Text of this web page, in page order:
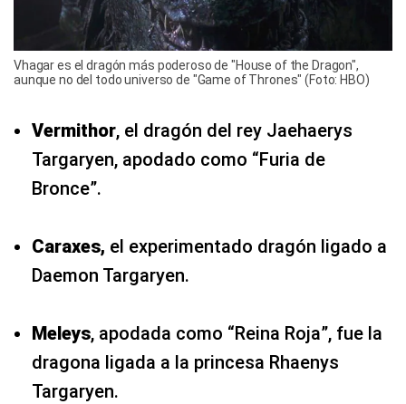
Vhagar es el dragón más poderoso de "House of the Dragon",
aunque no del todo universo de "Game of Thrones" (Foto: HBO)
Vermithor, el dragón del rey Jaehaerys
Targaryen, apodado como “Furia de
Bronce”.
Caraxes, el experimentado dragón ligado a
Daemon Targaryen.
Meleys, apodada como “Reina Roja”, fue la
dragona ligada a la princesa Rhaenys
Targaryen.